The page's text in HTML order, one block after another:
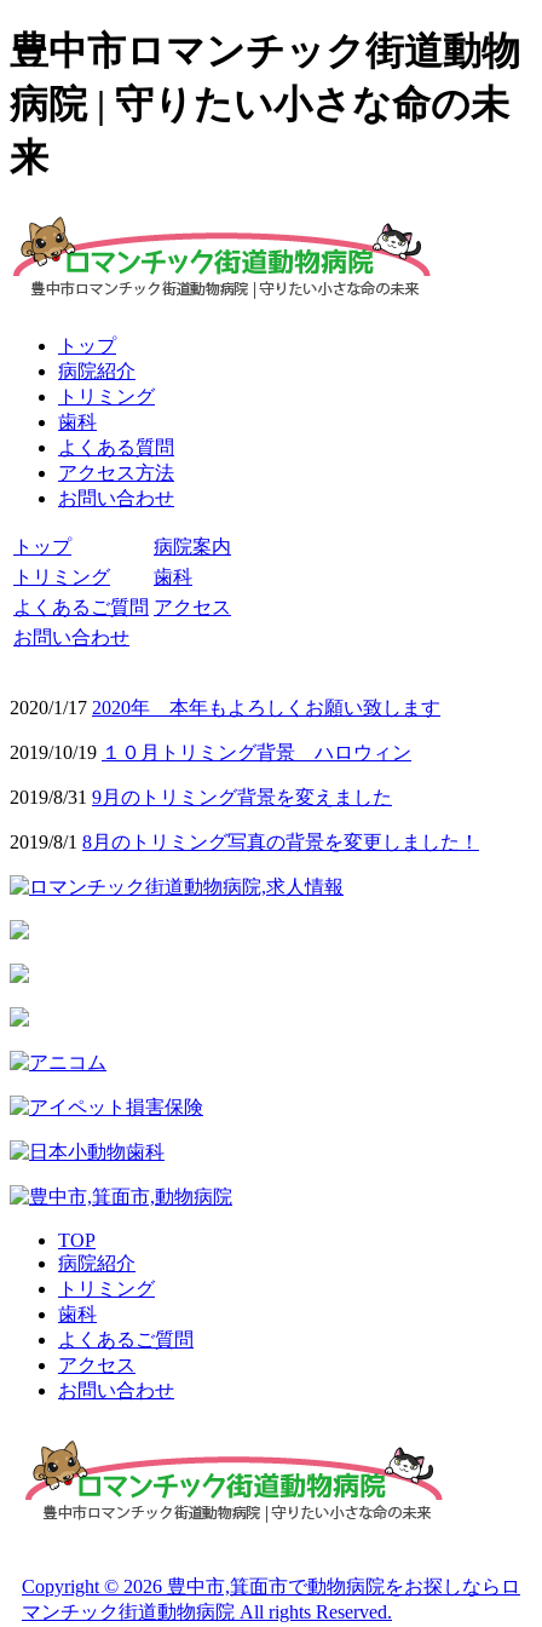
豊中市ロマンチック街道動物
病院 | 守りたい小さな命の未
来
トップ
病院紹介
トリミング
歯科
よくある質問
アクセス方法
お問い合わせ
トップ
病院案内
トリミング
歯科
よくあるご質問 アクセス
お問い合わせ
2020/1/17 2020年 本年もよろしくお願い致します
2019/10/19 １０月トリミング背景 ハロウィン
2019/8/31 9月のトリミング背景を変えました
2019/8/1 8月のトリミング写真の背景を変更しました！
TOP
病院紹介
トリミング
歯科
よくあるご質問
アクセス
お問い合わせ
Copyright © 2026 豊中市,箕面市で動物病院をお探しならロ
マンチック街道動物病院 All rights Reserved.